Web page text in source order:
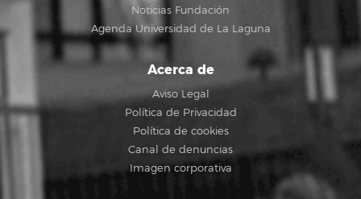
Noticias Fundación
Agenda Universidad de La Laguna
Acerca de
Aviso Legal
Política de Privacidad
Política de cookies
Canal de denuncias
Imagen corporativa